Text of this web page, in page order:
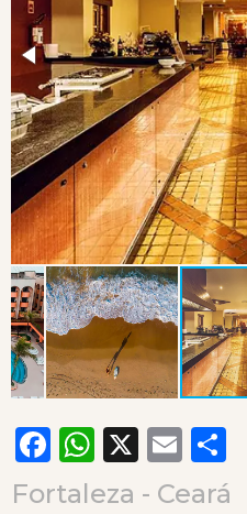
Facebook
X
Fortaleza - Ceará